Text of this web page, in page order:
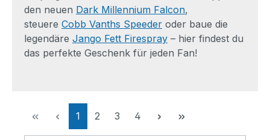
den neuen Dark Millennium Falcon,
steuere Cobb Vanths Speeder oder baue die
legendäre Jango Fett Firespray – hier findest du
das perfekte Geschenk für jeden Fan!
Seite
1 Seite
2 Seite
3 Seite
4